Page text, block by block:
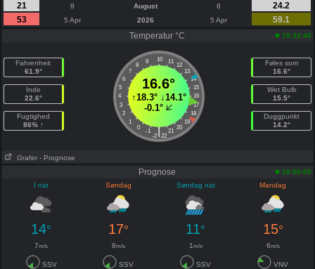
21
8 August 8
24.2
53
5 Apr 2026 5 Apr
59.1
Temperatur °C
19:32:40
Fahrenheit
61.9°
Inde
22.6°
Fugtighed
86% ↑
10
9 11
8
12
7
13
6
14
5
15
4
16
3
17
2
18
1
19
0
20
-1 21
|
-2 22
16.6°
↑18.3°↓14.1°
-0.1°
Føles som
16.6°
Wet Bulb
15.5°
Duggpunkt
14.2°
Grafer - Prognose
Prognose
18:00:00
I nat
Søndag Søndag nat Mandag
14° 17° 11° 15°
7m/s 8m/s 1 m/s 6m/s
SSV SSV SSV
VNV